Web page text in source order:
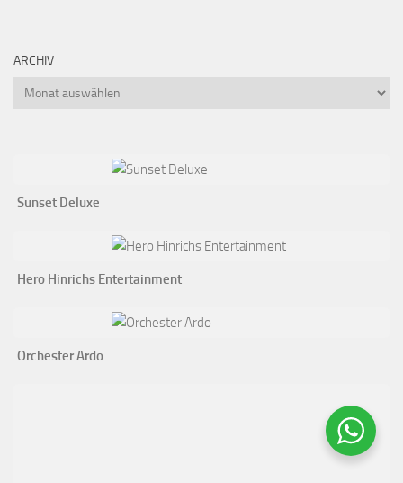
ARCHIV
Archiv
Sunset Deluxe
Hero Hinrichs Entertainment
Orchester Ardo